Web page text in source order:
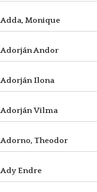
Adda, Monique
Adorján Andor
Adorján Ilona
Adorján Vilma
Adorno, Theodor
Ady Endre